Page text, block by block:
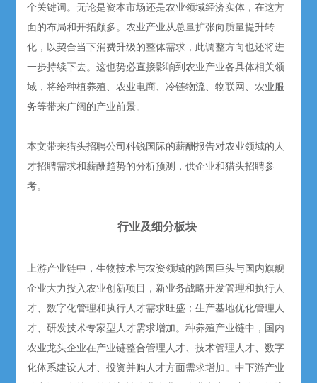
个关键词。无论是资本市场还是农业领域经济实体，在这方
面的布局和开拓颇多。农业产业从总量扩张向质量提升转
化，以契合当下消费升级的整体需求，此调整方向也还将进
一步持续下去。这也势必直接影响到农业产业各具体相关领
域，将给种植养殖、农业电商、冷链物流、物联网、农业服
务等带来广阔的产业前景。
本文带来猎头招聘公司科锐国际的薪酬报告对农业领域的人
才招聘需求和薪酬趋势的分析预测，供企业和猎头招聘参
考。
行业及细分板块
上游产业链中，生物技术与农资领域的跨国巨头与国内旗舰
企业大力投入农业创新项目，新业务战略开发管理和执行人
才、数字化管理和执行人才需求旺盛；生产基地优化管理人
才、研发技术专家型人才需求增加。种养殖产业链中，国内
农业龙头企业在产业链整合管理人才、技术管理人才、数字
化体系建设人才、投资并购人才方面需求增加。中下游产业